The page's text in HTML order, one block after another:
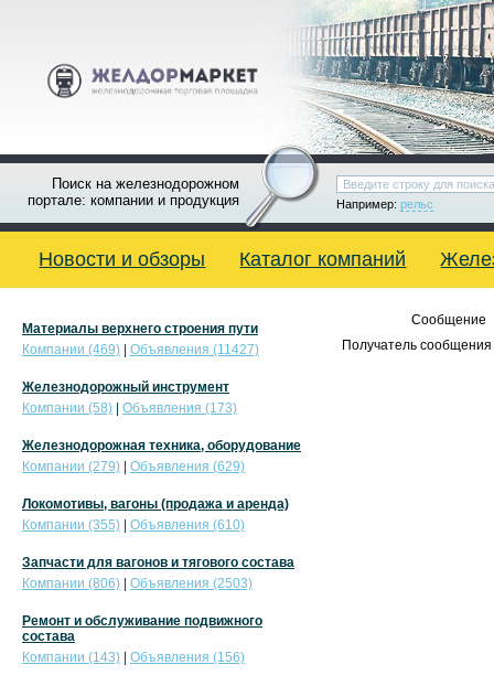
Поиск на железнодорожном
портале: компании и продукция
Например: рельс
Новости и обзоры Каталог компаний
Сообщение
Получатель сообщения
Материалы верхнего строения пути
Компании (469)
Объявления (11427)
Железнодорожный инструмент
Компании (58)
Объявления (173)
Железнодорожная техника, оборудование
Компании (279)
Объявления (629)
Локомотивы, вагоны (продажа и аренда)
Компании (355)
Объявления (610)
Запчасти для вагонов и тягового состава
Компании (806)
Объявления (2503)
Ремонт и обслуживание подвижного
состава
Компании (143)
Объявления (156)